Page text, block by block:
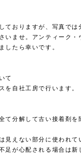
ておりますが、写真では
いませ。アンティーク・
したら幸いです。
て
を自社工房で行います。
て分解して古い接着剤を
見えない部分に使われて
足が心配される場合は新